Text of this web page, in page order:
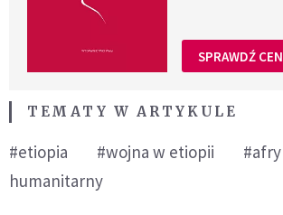
SPRAWDŹ
TEMATY W ARTYKULE
#etiopia #wojna w etiopii
humanitarny